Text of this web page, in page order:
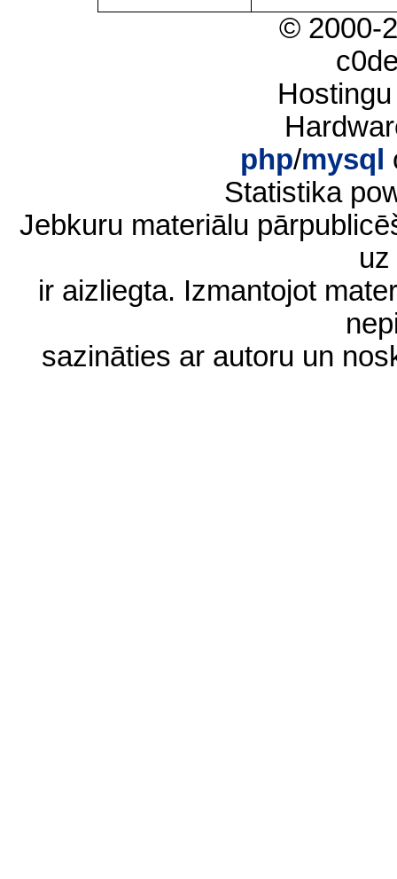
© 2000-
php/mysql
Statistika
Jebkuru materiālu
ir aizliegta. Izmantojot
sazināties ar autoru un